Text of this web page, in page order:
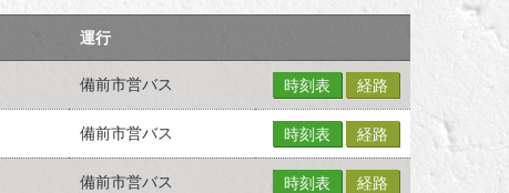
運行
備前市営バス 時刻表 経路
備前市営バス 時刻表 経路
備前市営バス 時刻表 経路